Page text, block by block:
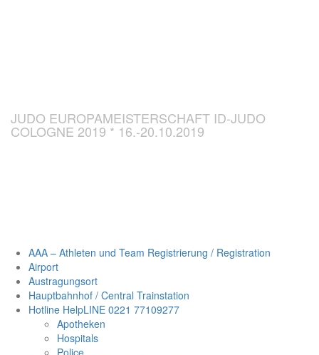
JUDO EUROPAMEISTERSCHAFT ID-JUDO
COLOGNE 2019 * 16.-20.10.2019
AAA – Athleten und Team Registrierung / Registration
Airport
Austragungsort
Hauptbahnhof / Central Trainstation
Hotline HelpLINE 0221 77109277
Apotheken
Hospitals